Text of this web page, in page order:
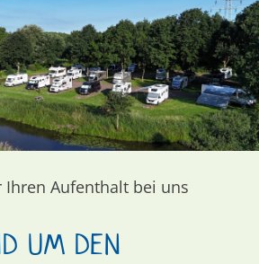
Ihren Aufenthalt bei uns
UM DEN